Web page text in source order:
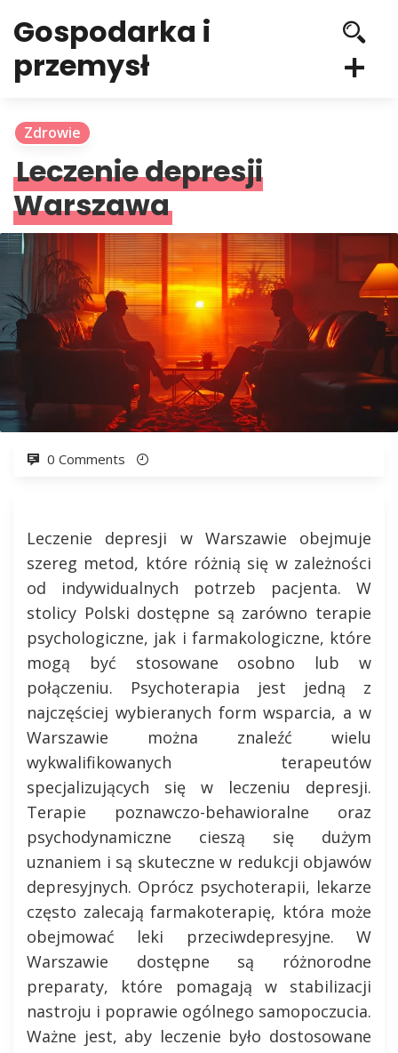
Gospodarka i
przemysł
Zdrowie
Leczenie depresji
Warszawa
0 Comments
Leczenie depresji w Warszawie obejmuje
szereg metod, które różnią się w zależności
od indywidualnych potrzeb pacjenta. W
stolicy Polski dostępne są zarówno terapie
psychologiczne, jak i farmakologiczne, które
mogą być stosowane osobno lub w
połączeniu. Psychoterapia jest jedną z
najczęściej wybieranych form wsparcia, a w
Warszawie można znaleźć wielu
wykwalifikowanych terapeutów
specjalizujących się w leczeniu depresji.
Terapie poznawczo-behawioralne oraz
psychodynamiczne cieszą się dużym
uznaniem i są skuteczne w redukcji objawów
depresyjnych. Oprócz psychoterapii, lekarze
często zalecają farmakoterapię, która może
obejmować leki przeciwdepresyjne. W
Warszawie dostępne są różnorodne
preparaty, które pomagają w stabilizacji
nastroju i poprawie ogólnego samopoczucia.
Ważne jest, aby leczenie było dostosowane